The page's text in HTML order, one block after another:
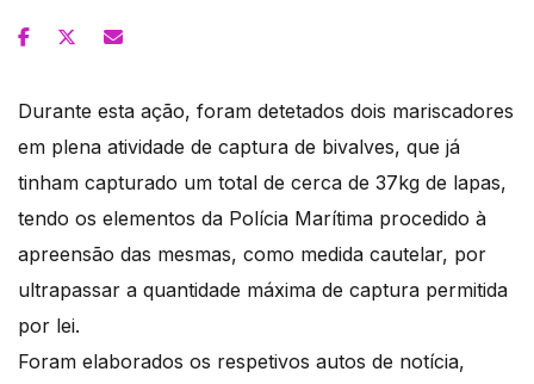
Durante esta ação, foram detetados dois mariscadores
em plena atividade de captura de bivalves, que já
tinham capturado um total de cerca de 37kg de lapas,
tendo os elementos da Polícia Marítima procedido à
apreensão das mesmas, como medida cautelar, por
ultrapassar a quantidade máxima de captura permitida
por lei.
Foram elaborados os respetivos autos de notícia,